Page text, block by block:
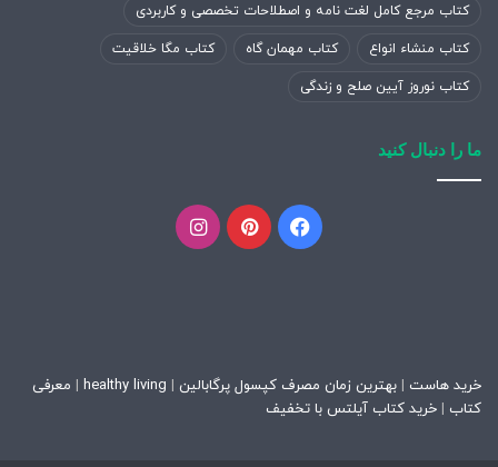
کتاب مرجع کامل لغت نامه و اصطلاحات تخصصی و کاربردی
کتاب منشاء انواع کتاب مهمان گاه کتاب مگا خلاقیت
کتاب نوروز آیین صلح و زندگی
ما را دنبال کنید
فیسبوکپینتریستاینستاگرام
خرید هاست | بهترین زمان مصرف کپسول پرگابالین |
healthy living
| معرفی
کتاب | خرید کتاب آیلتس با تخفیف